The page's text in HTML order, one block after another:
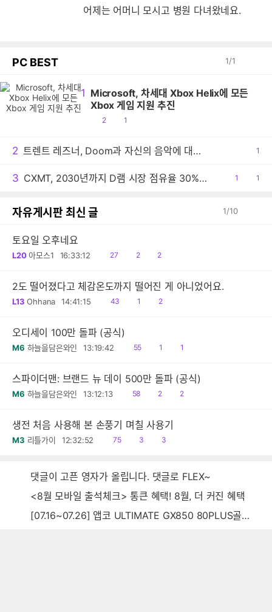
어제는 어머니 모시고 병원 다녀왔네요.
PC BEST 1/1
1 Microsoft, 차세대 Xbox Helix에 모든
Xbox 게임 지원 추진
공
2
댓1
2 트렌트 레즈너, Doom과 자신의 음악에 대한 생각 밝혀
공1
3 CXMT, 2030년까지 D램 시장 점유율 30% 목표
공1
댓1
자유게시판 최신 글 1/10
토요일 오후네요
L20 아모스1 16:33:12
읽
27
공
2
댓
2
2도 떨어졌다고 체감온도까지 떨어진 게 아니었어요.
L13 Ohhana 14:41:15
읽
43
공1
댓
2
오디세이 100만 돌파 (공식)
M6 하늘을담은와인 13:19:42
읽
55
공1
댓1
스파이더맨: 브랜드 뉴 데이 500만 돌파 (공식)
M6 하늘을담은와인 13:12:13
읽
58
공
2
댓
2
생전 처음 사용해 본 손풍기 며칠 사용기
M3 리틀가이 12:32:52
읽
75
공
3
댓
3
댓글이 고픈 영자가 올립니다. 댓글로 FLEX~
<8월 모바일 출석체크> 통큰 혜택! 8월, 더 커진 혜택
[07.16~07.26] 앱코 ULTIMATE GX850 80PLUS골드 풀모듈러 ATX3.0 블랙